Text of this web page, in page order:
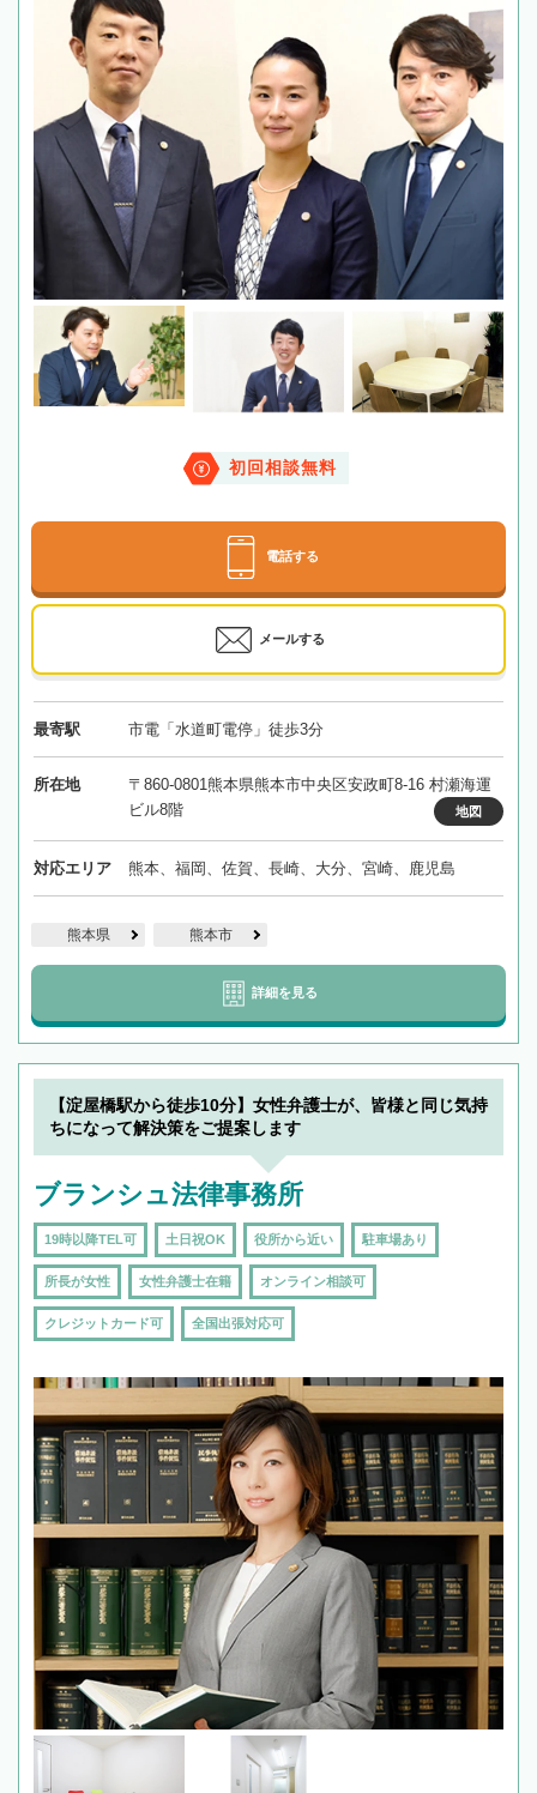
初回相談無料
電話する
メールする
最寄駅 市電「水道町電停」徒歩3分
所在地
〒860-0801熊本県熊本市中央区安政町8-16 村瀬海運
ビル8階
地図
対応エリア 熊本、福岡、佐賀、長崎、大分、宮崎、鹿児島
熊本県 熊本市
詳細を見る
【淀屋橋駅から徒歩10分】女性弁護士が、皆様と同じ気持
ちになって解決策をご提案します
ブランシュ法律事務所
19時以降TEL可 土日祝OK 役所から近い 駐車場あり
所長が女性 女性弁護士在籍 オンライン相談可
クレジットカード可 全国出張対応可